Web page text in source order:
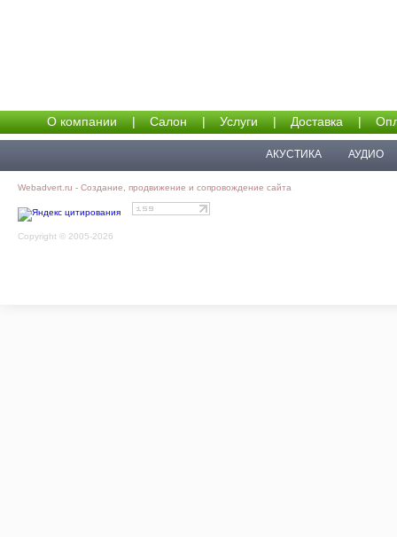
О компании | Салон | Услуги | Доставка |
АКУСТИКА АУДИО
Webadvert.ru - Создание, продвижение и сопровождение сайта
Copyright © 2005-2026